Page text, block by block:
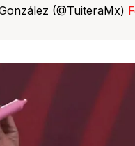
(@TuiteraMx)